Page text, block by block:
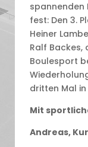
spannenden
fest: Den 3.
Heiner
Ralf Backes,
Boulesport
dritten Mal
Mit
Andreas,